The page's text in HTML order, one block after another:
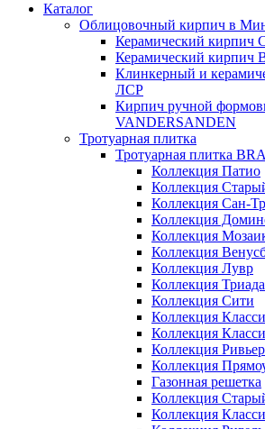
Каталог
Облицовочный кирпич в
Керамический
Керамический кирпич
Клинкерный и
ЛСР
Кирпич ручной
VANDERSANDEN
Тротуарная плитка
Тротуарная плитка
Коллекция Патио
Коллекция
Коллекция Сан-
Коллекция
Коллекция
Коллекция
Коллекция Лувр
Коллекция Триада
Коллекция Сити
Коллекция
Коллекция
Коллекция
Коллекция
Газонная решетка
Коллекция
Коллекция